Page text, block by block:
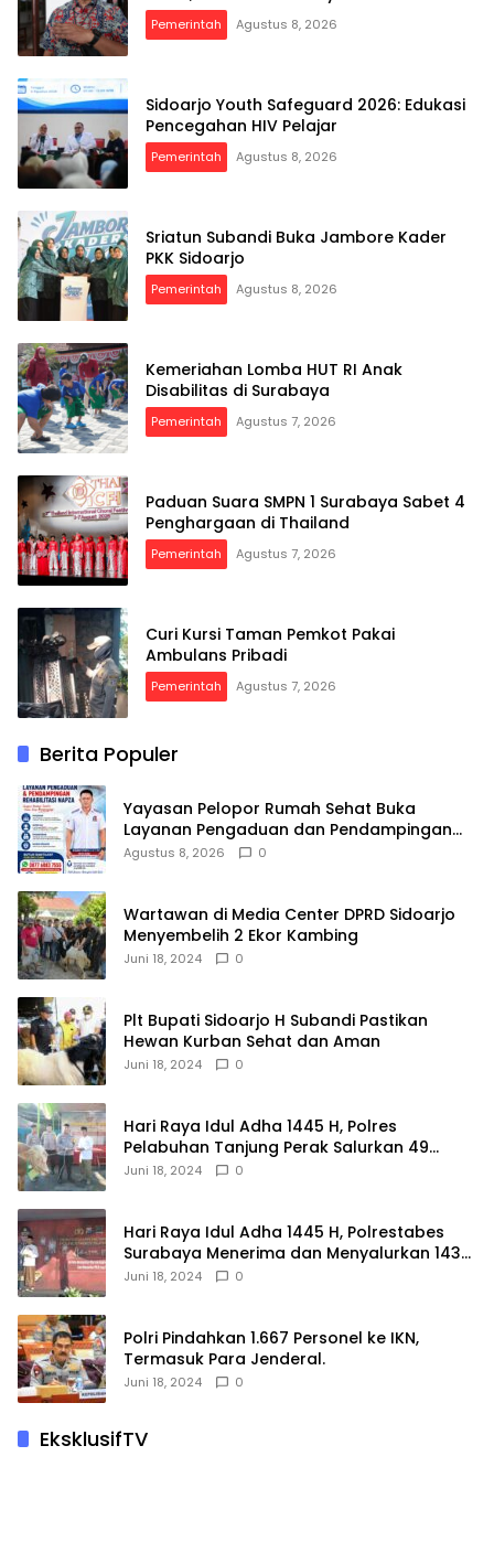
Pemerintah Agustus 8, 2026
Sidoarjo Youth Safeguard 2026: Edukasi
Pencegahan HIV Pelajar
Pemerintah Agustus 8, 2026
Sriatun Subandi Buka Jambore Kader
PKK Sidoarjo
Pemerintah Agustus 8, 2026
Kemeriahan Lomba HUT RI Anak
Disabilitas di Surabaya
Pemerintah Agustus 7, 2026
Paduan Suara SMPN 1 Surabaya Sabet 4
Penghargaan di Thailand
Pemerintah Agustus 7, 2026
Curi Kursi Taman Pemkot Pakai
Ambulans Pribadi
Pemerintah Agustus 7, 2026
Berita Populer
Yayasan Pelopor Rumah Sehat Buka
Layanan Pengaduan dan Pendampingan
Rehabilitasi NAPZA 24 Jam
Agustus 8, 2026 0
Wartawan di Media Center DPRD Sidoarjo
Menyembelih 2 Ekor Kambing
Juni 18, 2024 0
Plt Bupati Sidoarjo H Subandi Pastikan
Hewan Kurban Sehat dan Aman
Juni 18, 2024 0
Hari Raya Idul Adha 1445 H, Polres
Pelabuhan Tanjung Perak Salurkan 49
Hewan Korban.
Juni 18, 2024 0
Hari Raya Idul Adha 1445 H, Polrestabes
Surabaya Menerima dan Menyalurkan 143
Hewan Kurban
Juni 18, 2024 0
Polri Pindahkan 1.667 Personel ke IKN,
Termasuk Para Jenderal.
Juni 18, 2024 0
EksklusifTV